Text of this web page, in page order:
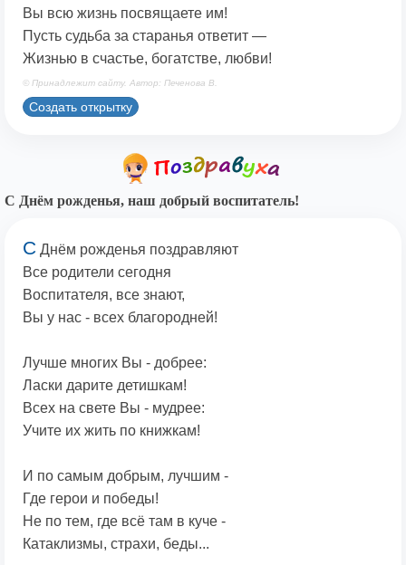
Вы всю жизнь посвящаете им!
Пусть судьба за старанья ответит —
Жизнью в счастье, богатстве, любви!
© Принадлежит сайту. Автор: Печенова В.
Создать открытку
С Днём рожденья, наш добрый воспитатель!
С Днём рожденья поздравляют
Все родители сегодня
Воспитателя, все знают,
Вы у нас - всех благородней!
Лучше многих Вы - добрее:
Ласки дарите детишкам!
Всех на свете Вы - мудрее:
Учите их жить по книжкам!
И по самым добрым, лучшим -
Где герои и победы!
Не по тем, где всё там в куче -
Катаклизмы, страхи, беды...